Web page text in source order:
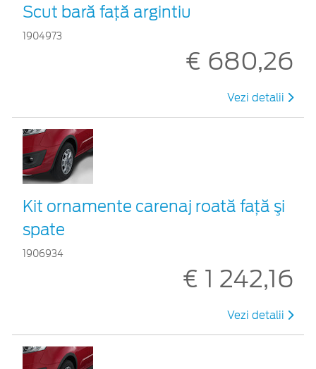
Scut bară faţă argintiu
1904973
€ 680,26
Vezi detalii
Kit ornamente carenaj roată faţă şi
spate
1906934
€ 1 242,16
Vezi detalii